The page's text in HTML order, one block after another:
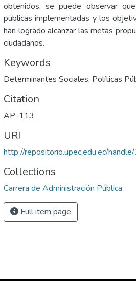
obtenidos, se puede observar
públicas implementadas y los
han logrado alcanzar las metas
ciudadanos.
Keywords
Determinantes Sociales, Políticas
Citation
AP-113
URI
http://repositorio.upec.edu.ec/
Collections
Carrera de Administración Pública
Full item page